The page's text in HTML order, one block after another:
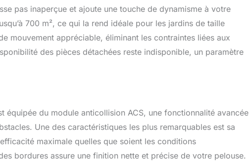
pas inaperçue et ajoute une touche de dynamisme à votre
700 m², ce qui la rend idéale pour les jardins de taille
mouvement appréciable, éliminant les contraintes liées aux
des pièces détachées reste indisponible, un paramètre
du module anticollision ACS, une fonctionnalité avancée
Une des caractéristiques les plus remarquables est sa
maximale quelles que soient les conditions
bordures assure une finition nette et précise de votre pelouse.